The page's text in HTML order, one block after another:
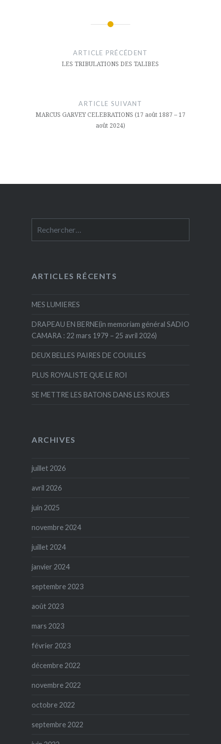
ARTICLE PRÉCÉDENT
LES TRIBULATIONS DES TALIBES
ARTICLE SUIVANT
MARCUS GARVEY CELEBRATIONS (17 août 1887 – 17
août 2024)
ARTICLES RÉCENTS
MES LUMIERES
DRAPEAU EN BERNE(in memoriam général SADIO
CAMARA : 22 mars 1979 – 25 avril 2026)
DEUX BELLES PAIRES DE COUILLES
PLUS ROYALISTE QUE LE ROI
SE METTRE LES BATONS DANS LES ROUES
ARCHIVES
juillet 2026
avril 2026
juin 2025
novembre 2024
juillet 2024
janvier 2024
septembre 2023
août 2023
mars 2023
février 2023
décembre 2022
novembre 2022
octobre 2022
septembre 2022